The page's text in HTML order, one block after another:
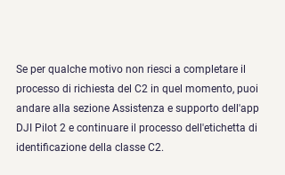
Se per qualche motivo non riesci a completare il
processo di richiesta del C2 in quel momento, puoi
andare alla sezione Assistenza e supporto dell'app
DJI Pilot 2 e continuare il processo dell'etichetta di
identificazione della classe C2.